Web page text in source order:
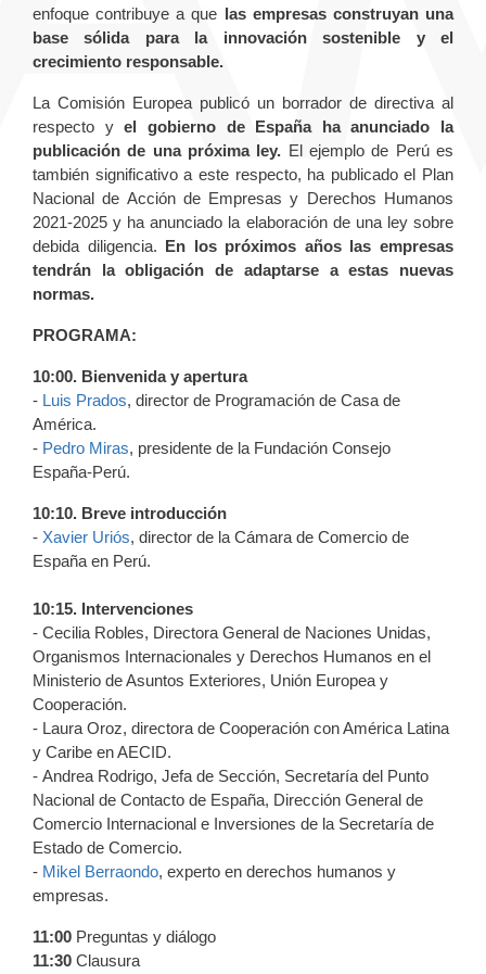
enfoque contribuye a que las empresas construyan una
base sólida para la innovación sostenible y el
crecimiento responsable.
La Comisión Europea publicó un borrador de directiva al
respecto yel gobierno de España ha anunciado la
publicación de una próxima ley. El ejemplo de Perú es
también significativo a este respecto, ha publicado el Plan
Nacional de Acción de Empresas y Derechos Humanos
2021-2025 y ha anunciado la elaboración de una ley sobre
debida diligencia. En los próximos años las empresas
tendrán la obligación de adaptarse a estas nuevas
normas.
PROGRAMA:
10:00. Bienvenida y apertura
- Luis Prados, director de Programación de Casa de
América.
- Pedro Miras, presidente de la Fundación Consejo
España-Perú.
10:10. Breve introducción
- Xavier Uriós, director de la Cámara de Comercio de
España en Perú.
10:15. Intervenciones
- Cecilia Robles, Directora General de Naciones Unidas,
Organismos Internacionales y Derechos Humanos en el
Ministerio de Asuntos Exteriores, Unión Europea y
Cooperación.
- Laura Oroz, directora de Cooperación con América Latina
y Caribe en AECID.
- Andrea Rodrigo, Jefa de Sección, Secretaría del Punto
Nacional de Contacto de España, Dirección General de
Comercio Internacional e Inversiones de la Secretaría de
Estado de Comercio.
- Mikel Berraondo, experto en derechos humanos y
empresas.
11:00 Preguntas y diálogo
11:30 Clausura